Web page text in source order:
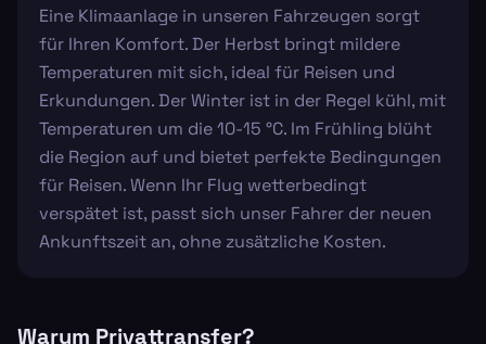
Eine Klimaanlage in unseren Fahrzeugen sorgt
für Ihren Komfort. Der Herbst bringt mildere
Temperaturen mit sich, ideal für Reisen und
Erkundungen. Der Winter ist in der Regel kühl, mit
Temperaturen um die 10-15 °C. Im Frühling blüht
die Region auf und bietet perfekte Bedingungen
für Reisen. Wenn Ihr Flug wetterbedingt
verspätet ist, passt sich unser Fahrer der neuen
Ankunftszeit an, ohne zusätzliche Kosten.
Warum Privattransfer?